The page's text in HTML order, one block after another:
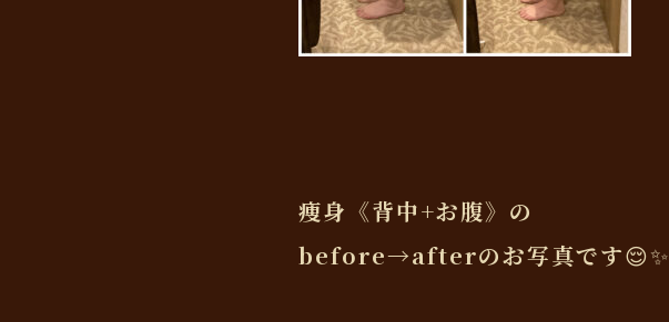
痩身《背中+お腹》の
before→afterのお写真です😌✨